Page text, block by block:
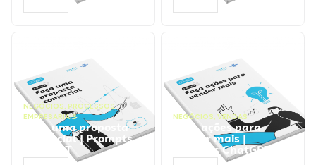
NEGÓCIOS, PROCESSOS
EMPRESARIAIS
Faça uma proposta
comercial | Prompts
ChatGPT
NEGÓCIOS, VENDAS
Faça ações para
vender mais |
Prompts ChatGPT